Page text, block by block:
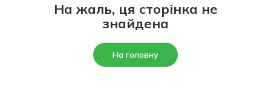
На жаль, ця сторінка не
знайдена
На головну